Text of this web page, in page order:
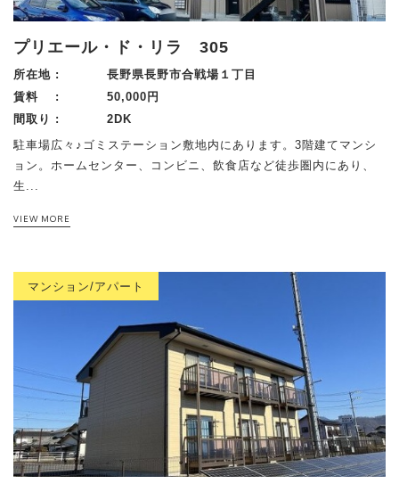
プリエール・ド・リラ 305
所在地 :
長野県長野市合戦場１丁目
賃料 :
50,000円
間取り :
2DK
駐車場広々♪ゴミステーション敷地内にあります。3階建てマンシ
ョン。ホームセンター、コンビニ、飲食店など徒歩圏内にあり、
生...
VIEW MORE
マンション/アパート